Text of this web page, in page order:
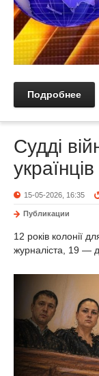
Подробнее
Судді
15-05-2026, 16:35
Публикации
12 років колонії
журналіста, 19 —